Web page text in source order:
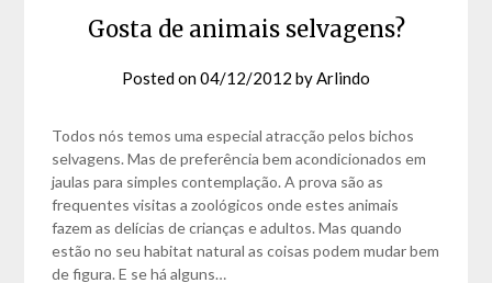
Gosta de animais selvagens?
Posted on04/12/2012 byArlindo
Todos nós temos uma especial atracção pelos bichos
selvagens. Mas de preferência bem acondicionados em
jaulas para simples contemplação. A prova são as
frequentes visitas a zoológicos onde estes animais
fazem as delícias de crianças e adultos. Mas quando
estão no seu habitat natural as coisas podem mudar bem
de figura. E se há alguns…